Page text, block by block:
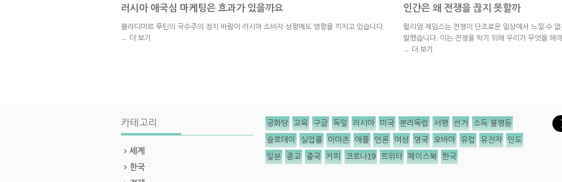
러시아 애국심 마케팅은 효과가 있을까요
블라디미르 푸틴의 국수주의 정치 바람이 러시아 소비자 성향에도 영향을 끼치고 있습니다.
→ 더 보기
인간은 왜 전쟁을 끊지 못할까
윌리엄 제임스는 전쟁이 단조로운 일상에서 느낄 수
말했습니다. 이는 전쟁을 막기 위해 우리가 무엇을 해
→ 더 보기
카테고리
세계
한국
공화당 교육 구글 독일 러시아 미국 분리독립 서평 선거 소득 불평등
슬로데이 실업률 아마존 애플 언론 여성 영국 오바마 유럽 유전자 인도
일본 종교 중국 커피 코로나19 트위터 페이스북 한국